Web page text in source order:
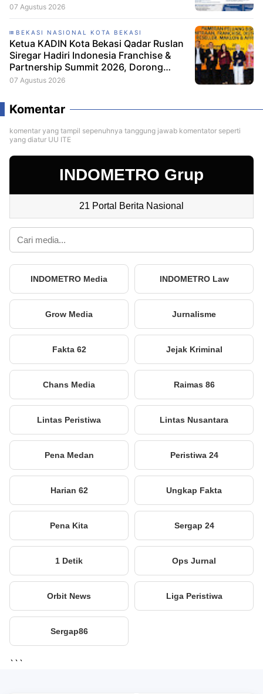
07 Agustus 2026
BEKASI NASIONAL KOTA BEKASI
Ketua KADIN Kota Bekasi Qadar Ruslan
Siregar Hadiri Indonesia Franchise &
Partnership Summit 2026, Dorong
Pelaku Usaha Bekasi Tumbuh Melalui
07 Agustus 2026
Komentar
komentar yang tampil sepenuhnya tanggung jawab komentator seperti
yang diatur UU ITE
INDOMETRO Grup
21 Portal Berita Nasional
INDOMETRO Media INDOMETRO Law
Grow Media Jurnalisme
Fakta 62 Jejak Kriminal
Chans Media Raimas 86
Lintas Peristiwa Lintas Nusantara
Pena Medan Peristiwa 24
Harian 62 Ungkap Fakta
Pena Kita Sergap 24
1 Detik Ops Jurnal
Orbit News Liga Peristiwa
Sergap86
```